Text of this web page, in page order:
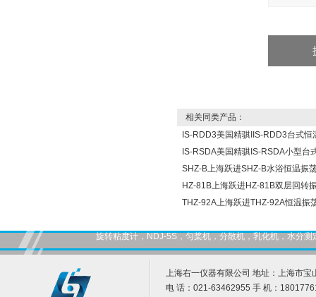
相关同类产品：
IS-RDD3美国精骐IIS-RDD3台式恒
IS-RSDA美国精骐IS-RSDA小型台
SHZ-B上海跃进SHZ-B水浴恒温振
HZ-81B上海跃进HZ-81B双层回转
THZ-92A上海跃进THZ-92A恒温振
旋转粘度计，NDJ-5S，匀桨机，分散机，乳化机，水分
上海右一仪器有限公司 地址：上海市宝
电 话：021-63462955 手 机：